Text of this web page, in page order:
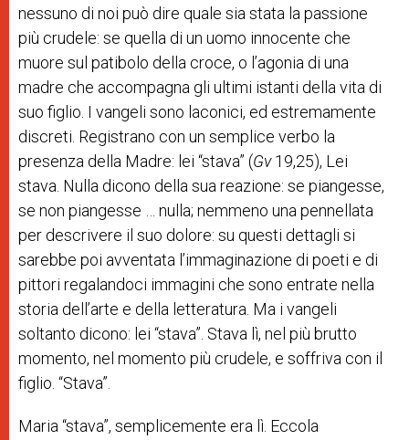
nessuno di noi può dire quale sia stata la passione
più crudele: se quella di un uomo innocente che
muore sul patibolo della croce, o l’agonia di una
madre che accompagna gli ultimi istanti della vita di
suo figlio. I vangeli sono laconici, ed estremamente
discreti. Registrano con un semplice verbo la
presenza della Madre: lei “stava” (Gv19,25), Lei
stava. Nulla dicono della sua reazione: se piangesse,
se non piangesse … nulla; nemmeno una pennellata
per descrivere il suo dolore: su questi dettagli si
sarebbe poi avventata l’immaginazione di poeti e di
pittori regalandoci immagini che sono entrate nella
storia dell’arte e della letteratura. Ma i vangeli
soltanto dicono: lei “stava”. Stava lì, nel più brutto
momento, nel momento più crudele, e soffriva con il
figlio. “Stava”.
Maria “stava”, semplicemente era lì. Eccola